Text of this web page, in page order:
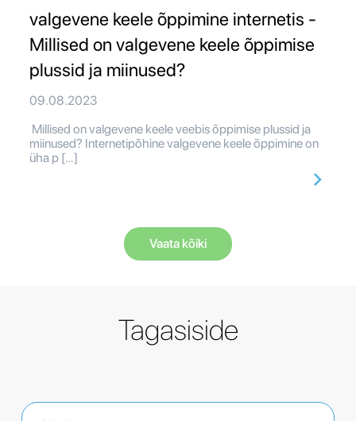
valgevene keele õppimine internetis -
Millised on valgevene keele õppimise
plussid ja miinused?
09.08.2023
Millised on valgevene keele veebis õppimise plussid ja
miinused? Internetipõhine valgevene keele õppimine on
üha p […]
Vaata kõiki
Tagasiside